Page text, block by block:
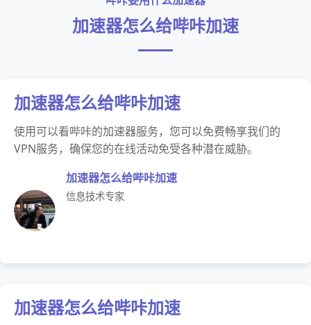
加速器怎么给哔咔加速
加速器怎么给哔咔加速
使用可以看哔咔的加速器服务，您可以免费畅享我们的
VPN服务，确保您的在线活动免受各种潜在威胁。
加速器怎么给哔咔加速
信息技术专家
加速器怎么给哔咔加速